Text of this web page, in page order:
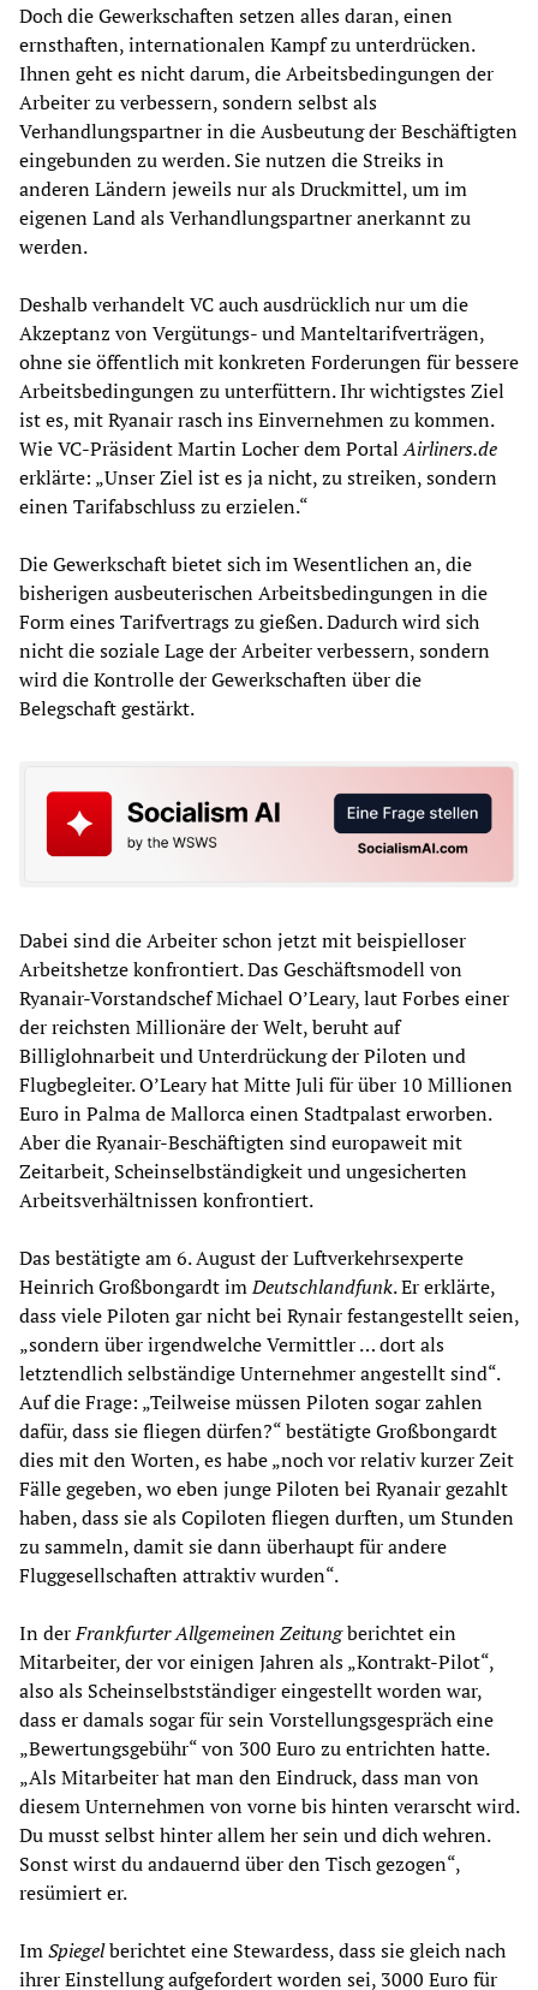
Doch die Gewerkschaften setzen alles daran, einen
ernsthaften, internationalen Kampf zu unterdrücken.
Ihnen geht es nicht darum, die Arbeitsbedingungen der
Arbeiter zu verbessern, sondern selbst als
Verhandlungspartner in die Ausbeutung der Beschäftigten
eingebunden zu werden. Sie nutzen die Streiks in
anderen Ländern jeweils nur als Druckmittel, um im
eigenen Land als Verhandlungspartner anerkannt zu
werden.
Deshalb verhandelt VC auch ausdrücklich nur um die
Akzeptanz von Vergütungs- und Manteltarifverträgen,
ohne sie öffentlich mit konkreten Forderungen für bessere
Arbeitsbedingungen zu unterfüttern. Ihr wichtigstes Ziel
ist es, mit Ryanair rasch ins Einvernehmen zu kommen.
Wie VC-Präsident Martin Locher dem PortalAirliners.de
erklärte: „Unser Ziel ist es ja nicht, zu streiken, sondern
einen Tarifabschluss zu erzielen.“
Die Gewerkschaft bietet sich im Wesentlichen an, die
bisherigen ausbeuterischen Arbeitsbedingungen in die
Form eines Tarifvertrags zu gießen. Dadurch wird sich
nicht die soziale Lage der Arbeiter verbessern, sondern
wird die Kontrolle der Gewerkschaften über die
Belegschaft gestärkt.
Dabei sind die Arbeiter schon jetzt mit beispielloser
Arbeitshetze konfrontiert. Das Geschäftsmodell von
Ryanair-Vorstandschef Michael O’Leary, laut Forbes einer
der reichsten Millionäre der Welt, beruht auf
Billiglohnarbeit und Unterdrückung der Piloten und
Flugbegleiter. O’Leary hat Mitte Juli für über 10 Millionen
Euro in Palma de Mallorca einen Stadtpalast erworben.
Aber die Ryanair-Beschäftigten sind europaweit mit
Zeitarbeit, Scheinselbständigkeit und ungesicherten
Arbeitsverhältnissen konfrontiert.
Das bestätigte am 6. August der Luftverkehrsexperte
Heinrich Großbongardt imDeutschlandfunk. Er erklärte,
dass viele Piloten gar nicht bei Rynair festangestellt seien,
„sondern über irgendwelche Vermittler … dort als
letztendlich selbständige Unternehmer angestellt sind“.
Auf die Frage: „Teilweise müssen Piloten sogar zahlen
dafür, dass sie fliegen dürfen?“ bestätigte Großbongardt
dies mit den Worten, es habe „noch vor relativ kurzer Zeit
Fälle gegeben, wo eben junge Piloten bei Ryanair gezahlt
haben, dass sie als Copiloten fliegen durften, um Stunden
zu sammeln, damit sie dann überhaupt für andere
Fluggesellschaften attraktiv wurden“.
In derFrankfurter Allgemeinen Zeitungberichtet ein
Mitarbeiter, der vor einigen Jahren als „Kontrakt-Pilot“,
also als Scheinselbstständiger eingestellt worden war,
dass er damals sogar für sein Vorstellungsgespräch eine
„Bewertungsgebühr“ von 300 Euro zu entrichten hatte.
„Als Mitarbeiter hat man den Eindruck, dass man von
diesem Unternehmen von vorne bis hinten verarscht wird.
Du musst selbst hinter allem her sein und dich wehren.
Sonst wirst du andauernd über den Tisch gezogen“,
resümiert er.
ImSpiegelberichtet eine Stewardess, dass sie gleich nach
ihrer Einstellung aufgefordert worden sei, 3000 Euro für